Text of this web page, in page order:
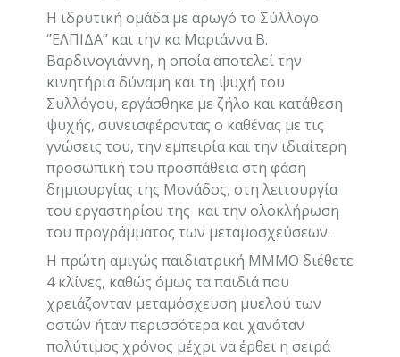
Η ιδρυτική ομάδα με αρωγό το Σύλλογο
‘’ΕΛΠΙΔΑ’’ και την κα Μαριάννα Β.
Βαρδινογιάννη, η οποία αποτελεί την
κινητήρια δύναμη και τη ψυχή του
Συλλόγου, εργάσθηκε με ζήλο και κατάθεση
ψυχής, συνεισφέροντας ο καθένας με τις
γνώσεις του, την εμπειρία και την ιδιαίτερη
προσωπική του προσπάθεια στη φάση
δημιουργίας της Μονάδος, στη λειτουργία
του εργαστηρίου της και την ολοκλήρωση
του προγράμματος των μεταμοσχεύσεων.
Η πρώτη αμιγώς παιδιατρική ΜΜΜΟ διέθετε
4 κλίνες, καθώς όμως τα παιδιά που
χρειάζονταν μεταμόσχευση μυελού των
οστών ήταν περισσότερα και χανόταν
πολύτιμος χρόνος μέχρι να έρθει η σειρά